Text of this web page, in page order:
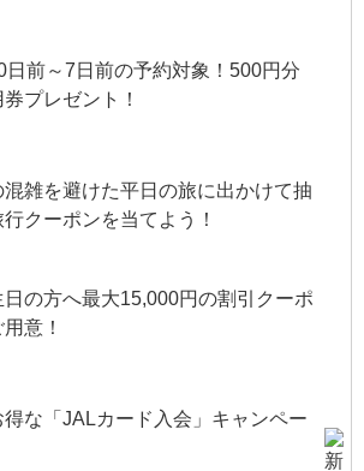
日前～7日前の予約対象！500円分
プレゼント！
混雑を避けた平日の旅に出かけて抽
クーポンを当てよう！
日の方へ最大15,000円の割引クーポ
意！
得な「JALカード入会」キャンペー